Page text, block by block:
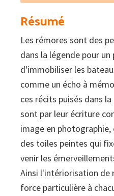
Résumé
Les rémores sont des
dans la légende pour
d'immobiliser les
comme un écho à
ces récits puisés dans
sont par leur écriture
image en
des toiles peintes qui
venir les
Ainsi l'intériorisation de
force particulière à